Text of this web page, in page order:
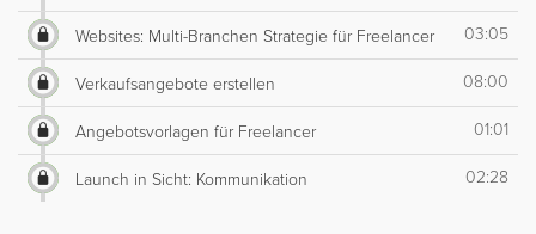
Websites: Multi-Branchen Strategie für Freelancer 03:05
Verkaufsangebote erstellen 08:00
Angebotsvorlagen für Freelancer 01:01
Launch in Sicht: Kommunikation 02:28